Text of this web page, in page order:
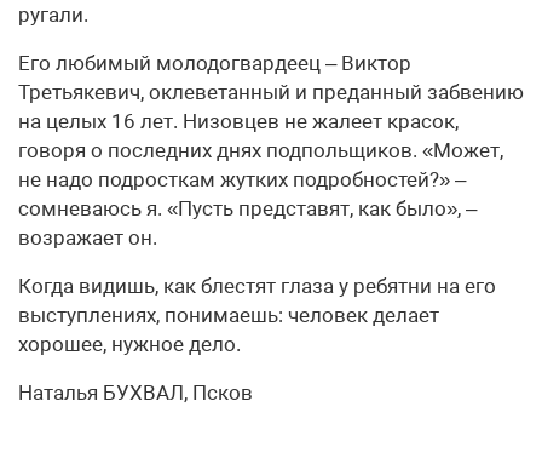
ругали.
Его любимый молодогвардеец – Виктор
Третьякевич, оклеветанный и преданный забвению
на целых 16 лет. Низовцев не жалеет красок,
говоря о последних днях подпольщиков. «Может,
не надо подросткам жутких подробностей?» –
сомневаюсь я. «Пусть представят, как было», –
возражает он.
Когда видишь, как блестят глаза у ребятни на его
выступлениях, понимаешь: человек делает
хорошее, нужное дело.
Наталья БУХВАЛ, Псков